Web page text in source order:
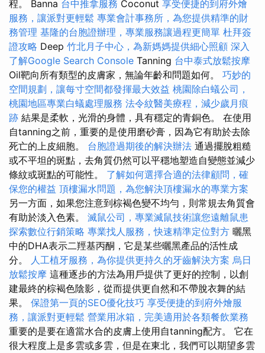
程。 Banna 台中推拿服務 Coconut 享受便捷的到府外燴
服務，讓派對更輕鬆 專業會計事務所，為您提供精準的財
務管理 基隆的台胞證辦理，專業服務讓過程更簡單 杜拜簽
證攻略 Deep 竹北月子中心，為新媽媽提供細心照顧 深入
了解Google Search Console Tanning 台中泰式放鬆按摩
Oil靶向所有類型的皮膚家，無論年齡和問題如何。 巧妙的
空間規劃，讓每寸空間都發揮最大效益 桃園除白蟻公司，
桃園地區專業白蟻處理服務 法令紋醫美療程，減少歲月痕
跡 結果是柔軟，光滑的身體，具有穩定的青銅色。 在使用
自tanning之前，重要的是使用磨砂膏，因為它有助於去除
死亡的上皮細胞。 台胞證過期後的解決辦法 通過擺脫粗糙
或不平坦的斑點，去角質仍然可以平穩地塑造自變態並減少
條紋或斑點的可能性。 了解如何選擇合適的法律顧問，確
保您的權益 頂樓漏水問題，為您解決頂樓漏水的專業方案
另一方面，如果您注意到棕褐色變不均勻，則常規去角質會
有助於淡入色素。 滅鼠公司，專業滅鼠技術讓您遠離鼠患
探索數位行銷策略 專業找人服務，快速精準定位對方 曬黑
中的DHA表示二羥基丙酮，它是某些曬黑產品的活性成
分。 人工植牙服務，為你提供更持久的牙齒解決方案 烏日
放鬆按摩 這種逐步的方法為用戶提供了更好的控制，以創
建最終的棕褐色陰影，從而提供更自然和不帶脫衣舞的結
果。 保證第一頁的SEO優化技巧 享受便捷的到府外燴服
務，讓派對更輕鬆 營業用冰箱，完美適用於各類餐飲業務
重要的是要在適當水合的皮膚上使用自tanning配方。 它在
很大程度上是多雲或多雲，但是在東北，我們可以期望多雲